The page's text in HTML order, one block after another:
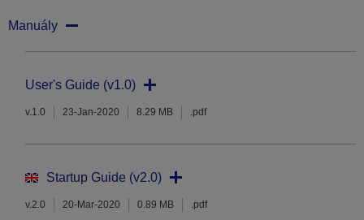
Manuály
User's Guide (v1.0)
v.1.0 23-Jan-2020 8.29 MB .pdf
Startup Guide (v2.0)
v.2.0 20-Mar-2020 0.89 MB .pdf